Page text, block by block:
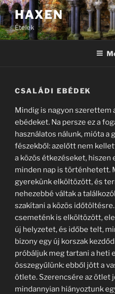
Tartalomhoz
HAXEN
Ételek
CSALÁDI EBÉDEK
Mindig is nagyon szerettem
ebédeket. Na persze ez a
használatos nálunk, mióta a
fészekből: azelőtt nem
a közös étkezéseket, hiszen
minden nap is történhetett.
gyerekünk elköltözött, és
nehezebbé váltak a
szakítani a közös
csemeténk is elköltözött,
új helyzetet, és időbe telt,
bizony egy új korszak
próbáljuk meg tartani a heti
összegyűlünk: ebből jött a
ötlete. Szerencsére az ötlet
mindannyian hiányoztunk